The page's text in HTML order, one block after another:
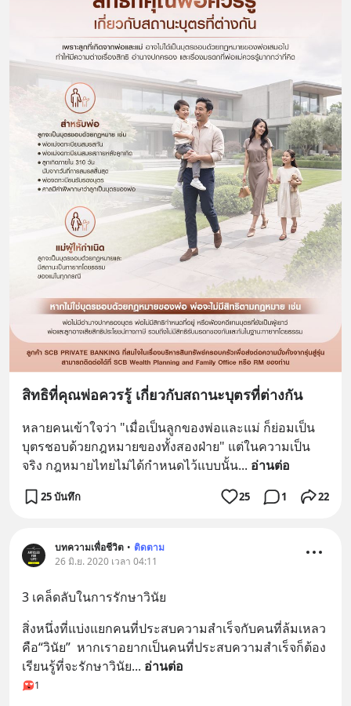
สิทธิที่คุณพ่อควรรู้ เกี่ยวกับสถานะบุตรที่ต่างกัน
หลายคนเข้าใจว่า "เมื่อเป็นลูกของพ่อและแม่ ก็ย่อมเป็น
บุตรชอบด้วยกฎหมายของทั้งสองฝ่าย" แต่ในความเป็น
จริง กฎหมายไทยไม่ได้กำหนดไว้แบบนั้น... อ่านต่อ
25 บันทึก 25 1 22
บทความเพื่อชีวิต • ติดตาม
26 มิ.ย. 2020 เวลา 04:11
3 เคล็ดลับในการรักษาวินัย
สิ่งหนึ่งที่แบ่งแยกคนที่ประสบความสำเร็จกับคนที่ล้มเหลว
คือ“วินัย”  หากเราอยากเป็นคนที่ประสบความสำเร็จก็ต้อง
เรียนรู้ที่จะรักษาวินัย... อ่านต่อ
1